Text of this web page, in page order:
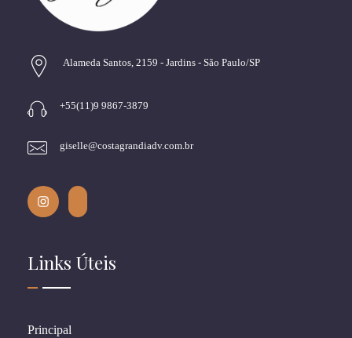
Alameda Santos, 2159 - Jardins - São Paulo/SP
+55(11)9 9867-3879
giselle@costagrandiadv.com.br
Links Úteis
Principal